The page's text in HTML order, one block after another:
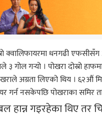
धनगढी एफसीसँग
गोल गर्‍यो । पोखरा दोस्रो
अग्रता लिएको थिय । ६२औं
गर्न नसकेपछि पोखराका समिर
हान्न गइरहेका थिए